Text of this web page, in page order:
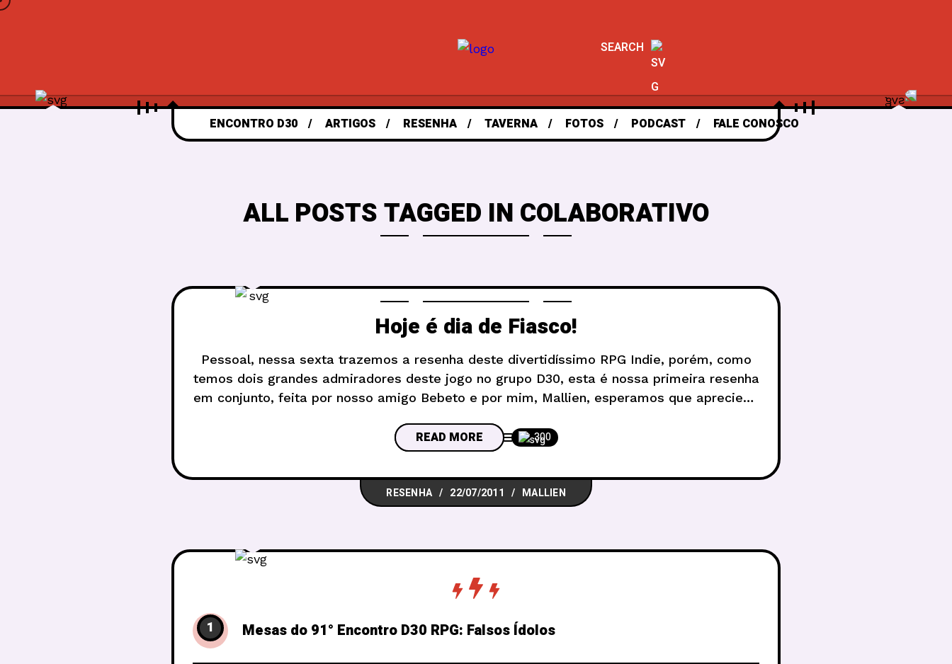
SEARCH
ENCONTRO D30 ARTIGOS RESENHA TAVERNA FOTOS PODCAST FALE CONOSCO
ALL POSTS TAGGED IN COLABORATIVO
Hoje é dia de Fiasco!
Pessoal, nessa sexta trazemos a resenha deste divertidíssimo RPG Indie, porém, como
temos dois grandes admiradores deste jogo no grupo D30, esta é nossa primeira resenha
em conjunto, feita por nosso amigo Bebeto e por mim, Mallien, esperamos que apreciem.
melhor
READ MORE 300
RESENHA 22/07/2011 MALLIEN
1 Mesas do 91° Encontro D30 RPG: Falsos Ídolos